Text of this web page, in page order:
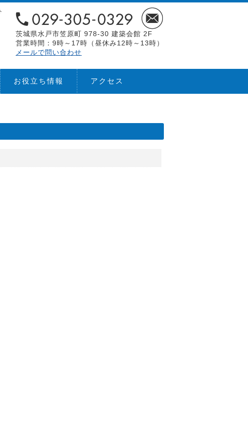
茨城県水戸市笠原町 978-30 建築会館 2F
営業時間：9時～17時（昼休み12時～13時）
メールで問い合わせ
お役立ち情報 アクセス